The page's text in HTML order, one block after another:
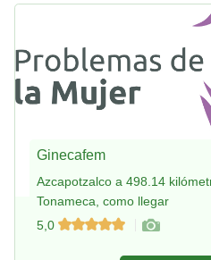
Ginecafem
Azcapotzalco a 498.14
Tonameca, como llegar
5,0